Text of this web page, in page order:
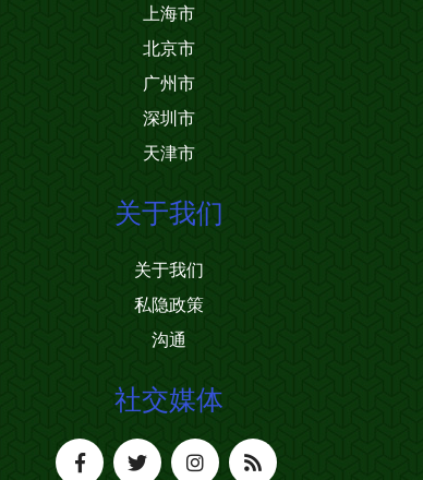
上海市
北京市
广州市
深圳市
天津市
关于我们
关于我们
私隐政策
沟通
社交媒体